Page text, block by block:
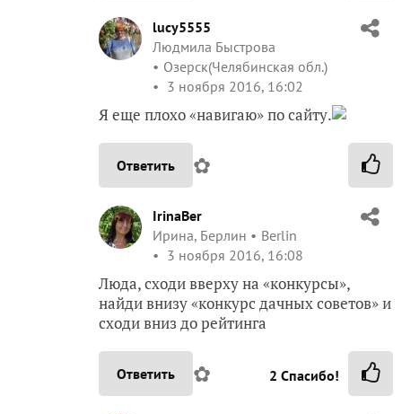
lucy5555
Людмила Быстрова
Озерск(Челябинская обл.)
3 ноября 2016, 16:02
Я еще плохо «навигаю» по сайту.
Ответить ✿
IrinaBer
Ирина, Берлин
Berlin
3 ноября 2016, 16:08
Люда, сходи вверху на «конкурсы»,
найди внизу «конкурс дачных советов» и
сходи вниз до рейтинга
Ответить ✿ 2 Спасибо!